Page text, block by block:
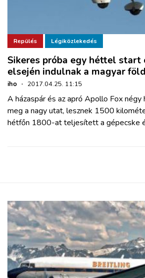
Repülés Légiközlekedés
Sikeres próba egy héttel start
elsején indulnak a magyar
iho · 2017.04.25. 11:15
A házaspár és az apró Apollo Fox négy
meg a nagy utat, lesznek 1500
hétfőn 1800-at teljesített a gépecske